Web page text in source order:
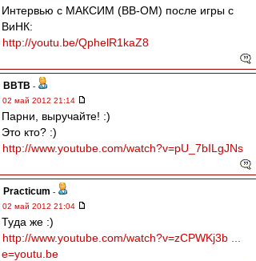
Интервью с МАКСИМ (ВВ-ОМ) после игры с
ВиНК:
http://youtu.be/QphelR1kaZ8
ВВТВ -
02 май 2012 21:14
Парни, выручайте! :)
Это кто? :)
http://www.youtube.com/watch?v=pU_7bILgJNs
Practicum -
02 май 2012 21:04
Туда же :)
http://www.youtube.com/watch?v=zCPWKj3b ...
e=youtu.be